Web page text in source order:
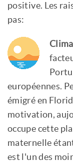
positive. Les
pas:
européennes.
émigré en
motivation,
occupe cette
maternelle
est l'un des